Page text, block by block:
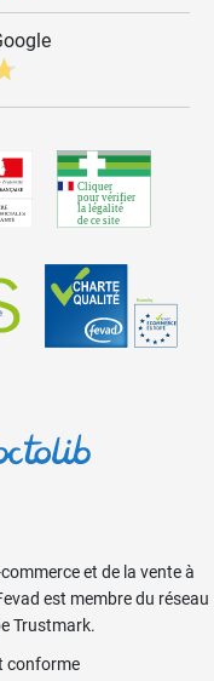
et de la vente à
est membre du réseau
Trustmark.
conforme